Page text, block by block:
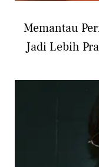
Memantau
Jadi Lebih